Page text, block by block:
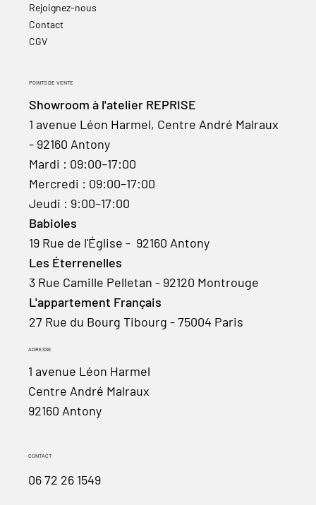
ADRESSE
1 avenue Léon Harmel
Centre André Malraux
92160 Antony
CONTACT
06 72 26 1549
POINTS DE VENTE
Showroom à l'atelier REPRISE
1 avenue Léon Harmel, Centre André Malraux
- 92160 Antony
Mardi : 09:00–17:00
Mercredi : 09:00–17:00
Jeudi : 9:00–17:00
Babioles
19 Rue de l'Église - 92160 Antony
Les Éterrenelles
3 Rue Camille Pelletan - 92120 Montrouge
L'appartement Français
27 Rue du Bourg Tibourg - 75004 Paris
Rejoignez-nous
Contact
CGV